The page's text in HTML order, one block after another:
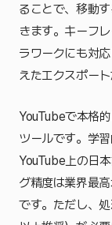
ることで、移動
きます。キーフ
ラワークにも対
えたエクスポート
YouTubeで本格
ツールです。学
YouTube上の日
グ精度は業界最
です。ただし、